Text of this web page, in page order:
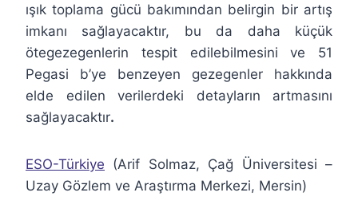
ışık toplama gücü bakımından belirgin bir artış
imkanı sağlayacaktır, bu da daha küçük
ötegezegenlerin tespit edilebilmesini ve 51
Pegasi b’ye benzeyen gezegenler hakkında
elde edilen verilerdeki detayların artmasını
sağlayacaktır.
ESO-Türkiye (Arif Solmaz, Çağ Üniversitesi –
Uzay Gözlem ve Araştırma Merkezi, Mersin)